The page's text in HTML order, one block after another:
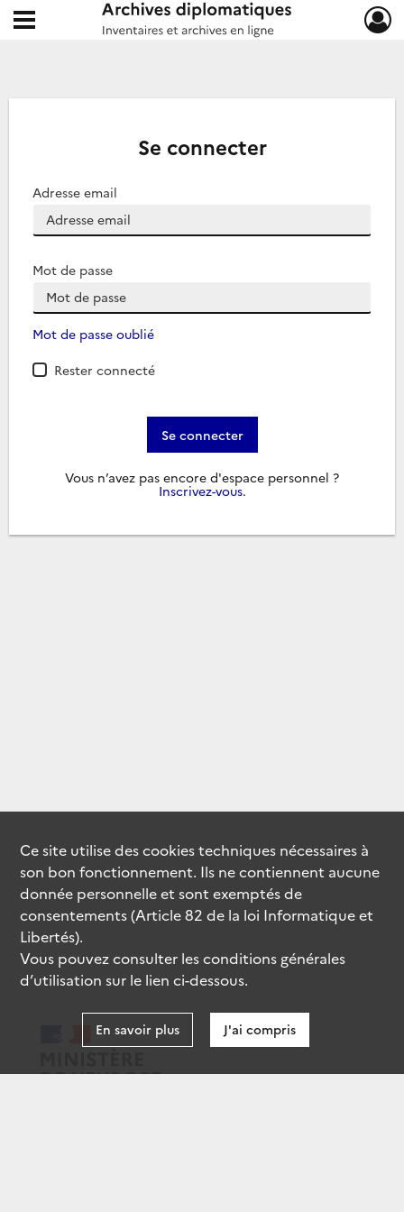
Archives diplomatiques
Ouvrir le menu déroulant
Se connecter
Adresse email
Mot de passe
Mot de passe oublié
Rester connecté
Se connecter
Vous n’avez pas encore d'espace personnel ?
Inscrivez-vous.
Ce site utilise descookiestechniques nécessaires à
son bon fonctionnement. Ils ne contiennent aucune
donnée personnelle et sont exemptés de
consentements (Article 82 de la loi Informatique et
Libertés).
Vous pouvez consulter les conditions générales
d’utilisation sur le lien ci-dessous.
En savoir plus J'ai compris